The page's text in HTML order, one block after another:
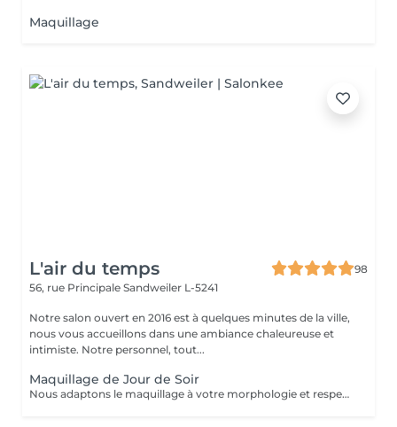
Maquillage
L'air du temps
98
56, rue Principale Sandweiler L-5241
Notre salon ouvert en 2016 est à quelques minutes de la ville,
nous vous accueillons dans une ambiance chaleureuse et
intimiste. Notre personnel, tout...
Maquillage de Jour de Soir
Nous adaptons le maquillage à votre morphologie et respectons votre souhait. Nous travaillons avec 'Make up Forever'.